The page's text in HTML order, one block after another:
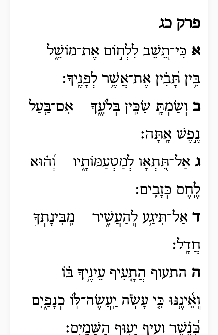
פרק כג
א כִּֽי־תֵ֭שֵׁב לִלְח֣וֹם אֶת־מוֹשֵׁ֑ל
בִּ֥ין תָּ֝בִ֗ין אֶת־אֲשֶׁ֥ר לְפָנֶֽיךָ׃
ב וְשַׂמְתָּ֣ שַׂכִּ֣ין בְּלֹעֶ֑ךָ אִם־בַּ֖עַל
נֶ֣פֶשׁ אָֽתָּה׃
ג אַל־תִּ֭תְאָו לְמַטְעַמּוֹתָ֑יו וְ֝ה֗וּא
לֶ֣חֶם כְּזָבִֽים׃
ד אַל־תִּיגַ֥ע לְֽהַעֲשִׁ֑יר מִֽבִּינָתְךָ֥
חֲדָֽל׃
ה התעוף הֲתָ֤עִיף עֵינֶ֥יךָ בּ֗וֹ
וְֽאֵ֫ינֶ֥נּוּ כִּ֤י עָשֹׂ֣ה יַֽעֲשֶׂה־לּ֣וֹ כְנָפַ֑יִם
כְּ֝נֶ֗שֶׁר ועיף יָע֥וּף הַשָּׁמָֽיִם׃